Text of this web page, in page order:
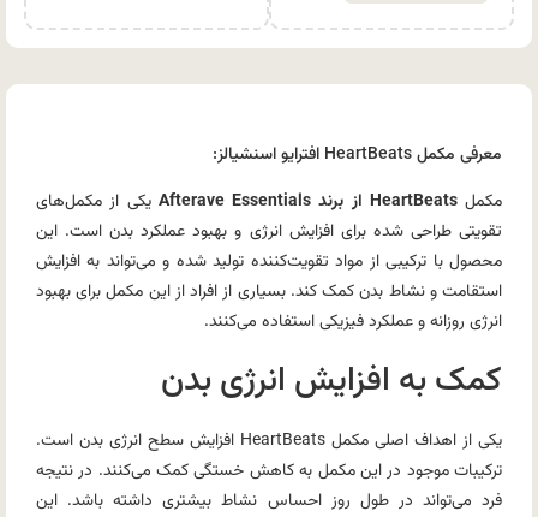
معرفی مکمل HeartBeats افترایو اسنشیالز:
مکملHeartBeats از برند Afterave Essentials
یکی از مکمل‌های
تقویتی طراحی شده برای افزایش انرژی و بهبود عملکرد بدن است. این
محصول با ترکیبی از مواد تقویت‌کننده تولید شده و می‌تواند به افزایش
استقامت و نشاط بدن کمک کند. بسیاری از افراد از این مکمل برای بهبود
انرژی روزانه و عملکرد فیزیکی استفاده می‌کنند.
کمک به افزایش انرژی بدن
یکی از اهداف اصلی مکمل HeartBeats افزایش سطح انرژی بدن است.
ترکیبات موجود در این مکمل به کاهش خستگی کمک می‌کنند. در نتیجه
فرد می‌تواند در طول روز احساس نشاط بیشتری داشته باشد. این